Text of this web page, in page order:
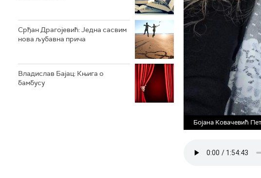
Срђан Драгојевић: Једна сасвим
нова љубавна прича
Владислав Бајац: Књига о
бамбусу
Бојана Ковачевић